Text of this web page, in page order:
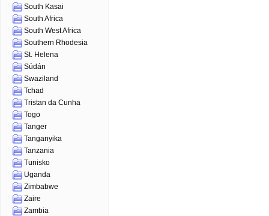
South Kasai
South Africa
South West Africa
Southern Rhodesia
St. Helena
Súdán
Swaziland
Tchad
Tristan da Cunha
Togo
Tanger
Tanganyika
Tanzania
Tunisko
Uganda
Zimbabwe
Zaire
Zambia